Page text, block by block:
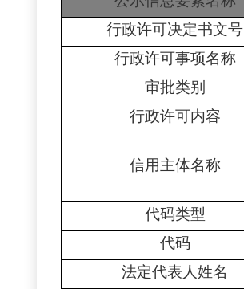
行政许可决定书文号
行政许可事项名称
审批类别
行政许可内容
信用主体名称
代码类型
代码
法定代表人姓名